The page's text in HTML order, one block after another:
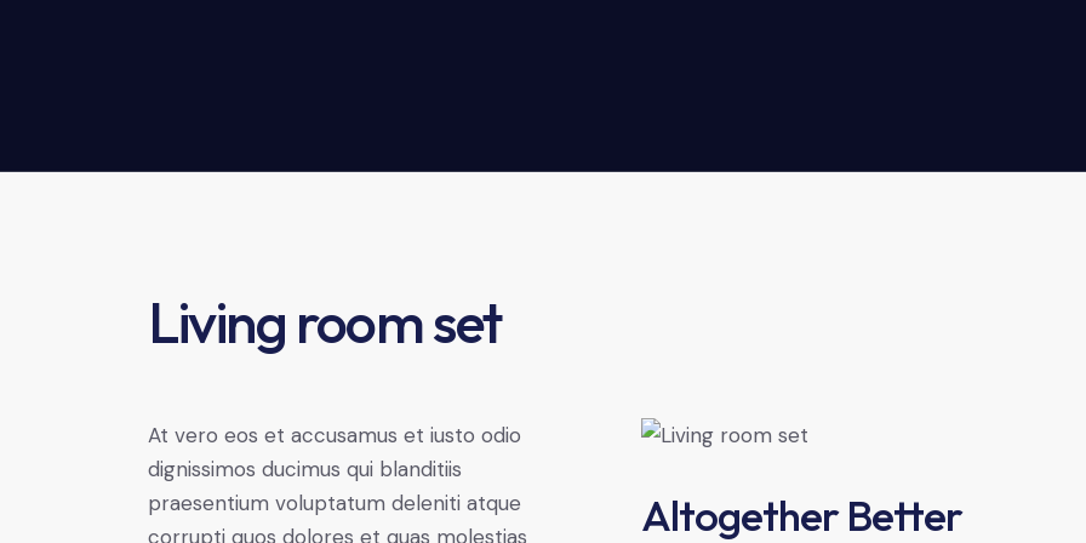
Living room set
At vero eos et accusamus et iusto odio
dignissimos ducimus qui blanditiis
praesentium voluptatum deleniti atque
corrupti quos dolores et quas molestias
Altogether Better